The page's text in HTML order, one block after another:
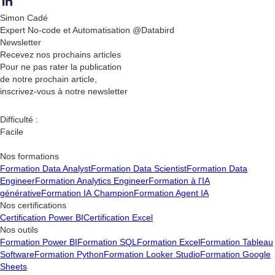
Simon Cadé
Expert No-code et Automatisation @Databird
Newsletter
Recevez nos prochains articles
Pour ne pas rater la publication
de notre prochain article,
inscrivez-vous à notre newsletter
Difficulté :
Facile
Nos formations
Formation Data AnalystFormation Data ScientistFormation Data
EngineerFormation Analytics EngineerFormation à l'IA
générativeFormation IA ChampionFormation Agent IA
Nos certifications
Certification Power BICertification Excel
Nos outils
Formation Power BIFormation SQL Formation ExcelFormation Tableau
SoftwareFormation PythonFormation Looker StudioFormation Google
Sheets